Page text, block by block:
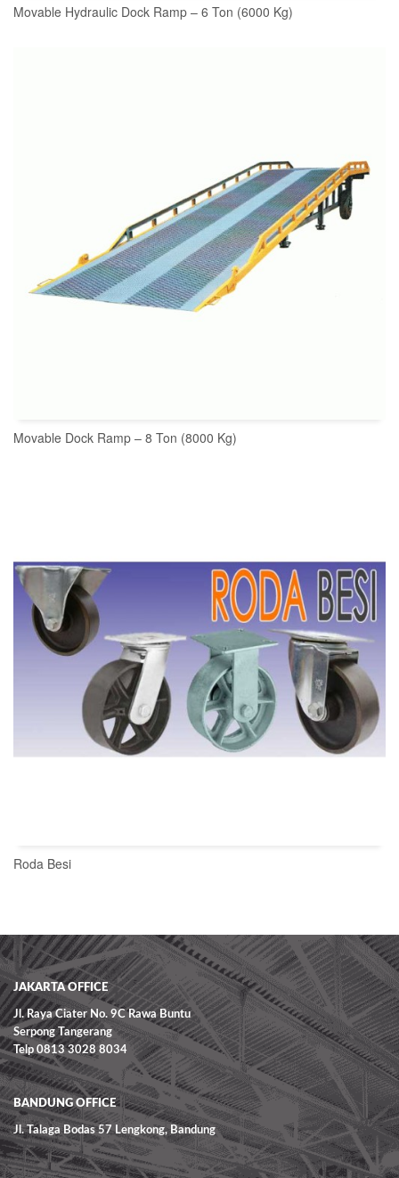
Movable Hydraulic Dock Ramp – 6 Ton (6000 Kg)
Movable Dock Ramp – 8 Ton (8000 Kg)
READ MORE
Roda Besi
JAKARTA OFFICE
Jl. Raya Ciater No. 9C Rawa Buntu
Serpong Tangerang
Telp 0813 3028 8034
BANDUNG OFFICE
Jl. Talaga Bodas 57 Lengkong, Bandung